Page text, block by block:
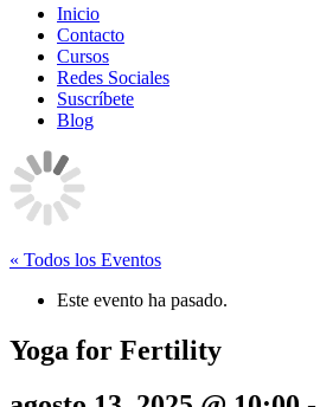
Inicio
Contacto
Cursos
Redes Sociales
Suscríbete
Blog
« Todos los Eventos
Este evento ha pasado.
Yoga for Fertility